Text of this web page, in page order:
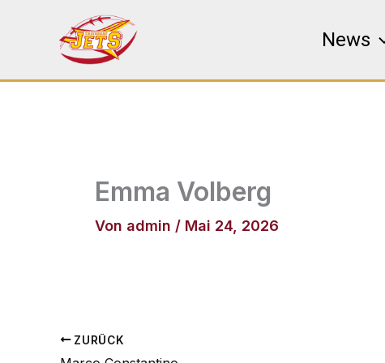
News
Emma Volberg
Von admin / Mai 24, 2026
ZURÜCK